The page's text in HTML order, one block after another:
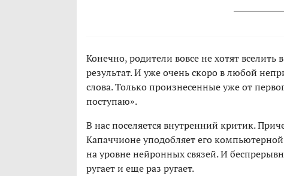
Конечно, родители вовсе не хотят вселить
результат. И уже очень скоро в любой
слова. Только произнесенные уже от
поступаю».
В нас поселяется внутренний критик.
Капаччионе уподобляет его
на уровне нейронных связей. И
ругает и еще раз ругает.